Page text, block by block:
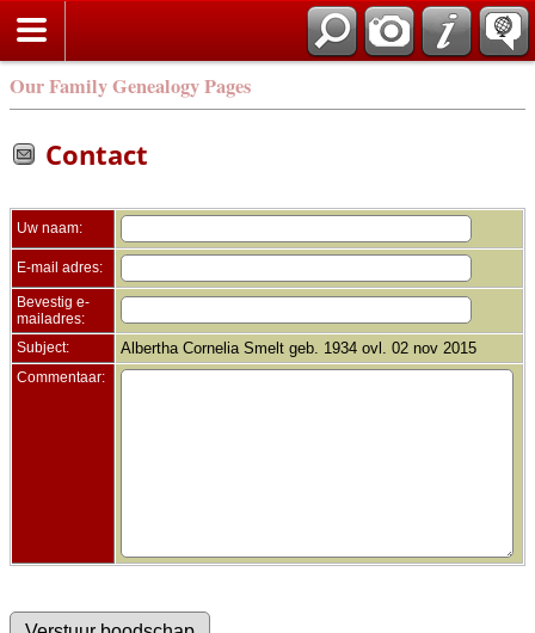
Our Family Genealogy Pages
Contact
Uw naam:
E-mail adres:
Bevestig e-
mailadres:
Subject:
Albertha Cornelia Smelt geb. 1934 ovl. 02 nov 2015
Commentaar: